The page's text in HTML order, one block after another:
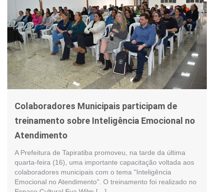
Colaboradores Municipais participam de
treinamento sobre Inteligência Emocional no
Atendimento
A Prefeitura de Tapiratiba promoveu, na tarde da última
quarta-feira (16), uma importante capacitação voltada aos
colaboradores municipais com o tema "Inteligência
Emocional no Atendimento". O treinamento foi realizado no